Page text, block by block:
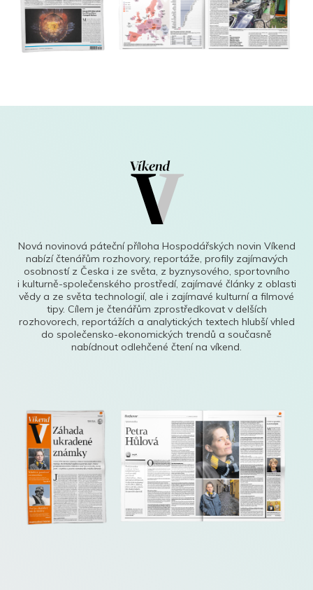
Nová novinová páteční příloha Hospodářských novin Víkend
nabízí čtenářům rozhovory, reportáže, profily zajímavých
osobností z Česka i ze světa, z byznysového, sportovního
i kulturně-společenského prostředí, zajímavé články z oblasti
vědy a ze světa technologií, ale i zajímavé kulturní a filmové
tipy. Cílem je čtenářům zprostředkovat v delších
rozhovorech, reportážích a analytických textech hlubší vhled
do společensko-ekonomických trendů a současně
nabídnout odlehčené čtení na víkend.